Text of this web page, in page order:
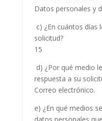
Datos personales y
c) ¿En cuántos días
solicitud?
15
d) ¿Por qué medio
respuesta a su
Correo electrónico.
e) ¿En qué medios
datos personales